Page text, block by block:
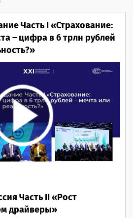
Часть I «Страхование:
– цифра в 6 трлн рублей
Часть II «Рост
драйверы»